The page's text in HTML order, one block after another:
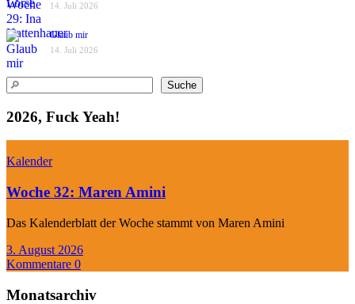
14. Juli 2026
Glaub mir
14. Juli 2026
Suchen Suche
2026, Fuck Yeah!
Kalender
Woche 32: Maren Amini
Das Kalenderblatt der Woche stammt von Maren Amini
3. August 2026
Kommentare 0
Monatsarchiv